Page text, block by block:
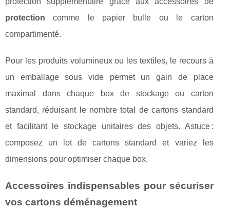
protection comme le papier bulle ou le carton
compartimenté.
Pour les produits volumineux ou les textiles, le recours à
un emballage sous vide permet un gain de place
maximal dans chaque box de stockage ou carton
standard, réduisant le nombre total de cartons standard
et facilitant le stockage unitaires des objets. Astuce :
composez un lot de cartons standard et variez les
dimensions pour optimiser chaque box.
Accessoires indispensables pour sécuriser
vos cartons déménagement